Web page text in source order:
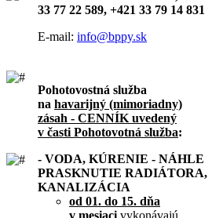
33 77 22 589, +421 33 79 14 831
E-mail: info@bppy.sk
Pohotovostná služba
na havarijný (mimoriadny)
zásah - CENNÍK uvedený
v časti Pohotovotná služba:
- VODA, KÚRENIE - NÁHLE
PRASKNUTIE RADIÁTORA,
KANALIZÁCIA
od 01. do 15. dňa
v mesiaci vykonávajú